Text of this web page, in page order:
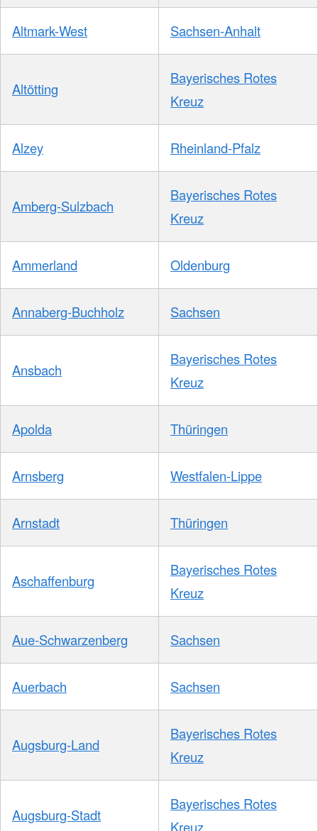
Altmark-West Sachsen-Anhalt
Altötting
Bayerisches Rotes
Kreuz
Alzey Rheinland-Pfalz
Amberg-Sulzbach
Bayerisches Rotes
Kreuz
Ammerland Oldenburg
Annaberg-Buchholz Sachsen
Ansbach
Bayerisches Rotes
Kreuz
Apolda Thüringen
Arnsberg Westfalen-Lippe
Arnstadt Thüringen
Aschaffenburg
Bayerisches Rotes
Kreuz
Aue-Schwarzenberg Sachsen
Auerbach Sachsen
Augsburg-Land
Bayerisches Rotes
Kreuz
Augsburg-Stadt
Bayerisches Rotes
Kreuz